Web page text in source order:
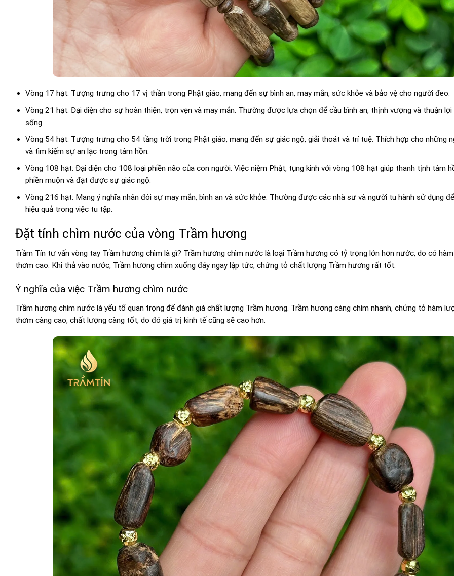
Vòng 17 hạt: Tượng trưng cho 17 vị thần trong Phật giáo, mang đến sự bình an, may mắn, sức khỏe và bảo vệ cho người đeo.
Vòng 21 hạt: Đại diện cho sự hoàn thiện, trọn vẹn và may mắn. Thường được lựa chọn để cầu bình an, thịnh vượng và thuận
sống.
Vòng 54 hạt: Tượng trưng cho 54 tầng trời trong Phật giáo, mang đến sự giác ngộ, giải thoát và trí tuệ. Thích hợp cho những
và tìm kiếm sự an lạc trong tâm hồn.
Vòng 108 hạt: Đại diện cho 108 loại phiền não của con người. Việc niệm Phật, tụng kinh với vòng 108 hạt giúp thanh tịnh tâm
phiền muộn và đạt được sự giác ngộ.
Vòng 216 hạt: Mang ý nghĩa nhân đôi sự may mắn, bình an và sức khỏe. Thường được các nhà sư và người tu hành sử dụng
hiệu quả trong việc tu tập.
Đặt tính chìm nước của vòng Trầm hương
Trầm Tín tư vấn vòng tay Trầm hương chìm là gì? Trầm hương chìm nước là loại Trầm hương có tỷ trọng lớn hơn nước, do có
thơm cao. Khi thả vào nước, Trầm hương chìm xuống đáy ngay lập tức, chứng tỏ chất lượng Trầm hương rất tốt.
Ý nghĩa của việc Trầm hương chìm nước
Trầm hương chìm nước là yếu tố quan trọng để đánh giá chất lượng Trầm hương. Trầm hương càng chìm nhanh, chứng tỏ hàm
thơm càng cao, chất lượng càng tốt, do đó giá trị kinh tế cũng sẽ cao hơn.